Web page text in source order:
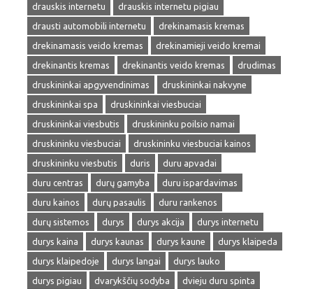
drauskis internetu
drauskis internetu pigiau
drausti automobili internetu
drekinamasis kremas
drekinamasis veido kremas
drekinamieji veido kremai
drekinantis kremas
drekinantis veido kremas
drudimas
druskininkai apgyvendinimas
druskininkai nakvyne
druskininkai spa
druskininkai viesbuciai
druskininkai viesbutis
druskininku poilsio namai
druskininku viesbuciai
druskininku viesbuciai kainos
druskininku viesbutis
duris
duru apvadai
duru centras
durų gamyba
duru ispardavimas
duru kainos
durų pasaulis
duru rankenos
durų sistemos
durys durys akcija
durys internetu
durys kaina
durys kaunas durys kaune
durys klaipeda
durys klaipedoje
durys langai
durys lauko
durys pigiau
dvarykščių sodyba
dvieju duru spinta